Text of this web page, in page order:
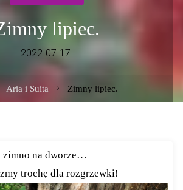
lipiec.
2022-07-17
Aria i Suita Zimny lipiec.
zimno na dworze…
trochę dla rozgrzewki!